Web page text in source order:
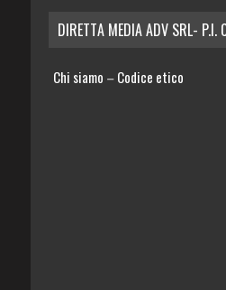
DIRETTA MEDIA ADV SRL-
Chi siamo – Codice etico